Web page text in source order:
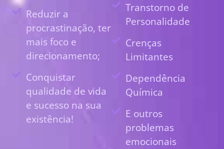
Reduzir a
procrastinação, ter
mais foco e
direcionamento;
Conquistar
qualidade de vida
e sucesso na sua
existência!
Transtorno de
Personalidade
Crenças
Limitantes
Dependência
Química
E outros
problemas
emocionais